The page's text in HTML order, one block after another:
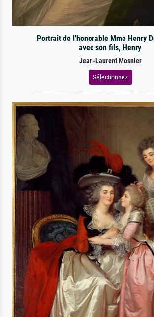
Portrait de l'honorable Mme Henry
avec son fils, Henry
Jean-Laurent Mosnier
Sélectionnez